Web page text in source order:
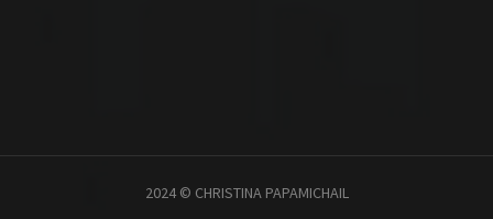
2024 © CHRISTINA PAPAMICHAIL